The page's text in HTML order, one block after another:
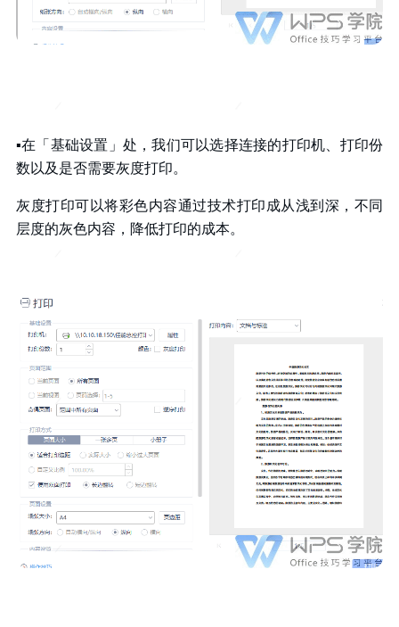
▪在「基础设置」处，我们可以选择连接的打印机、打印份
数以及是否需要灰度打印。
灰度打印可以将彩色内容通过技术打印成从浅到深，不同
层度的灰色内容，降低打印的成本。